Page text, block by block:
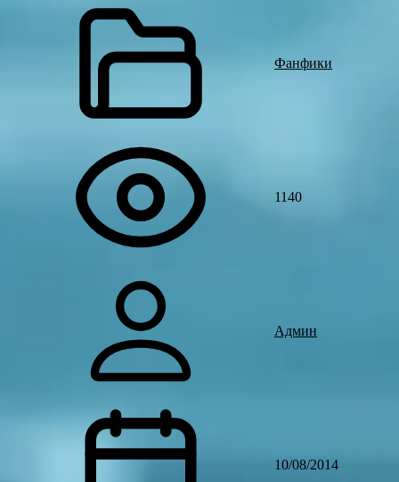
Фанфики
1140
Админ
10/08/2014